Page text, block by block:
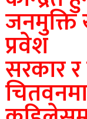
जनमुक्ति
प्रवेश
सरकार र